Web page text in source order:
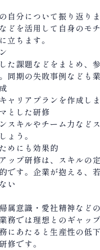
自分について振り返り
どを活用して自身のモ
立ちます。
た課題などをまとめ、
同期の失敗事例なども
ャリアプランを作成し
とした研修
スキルやチーム力など
ょう。
めにも効果的
ップ研修は、スキルの
です。企業が抱える、
い
属意識・愛社精神など
務では理想とのギャッ
にあたると生産性の低
修です。